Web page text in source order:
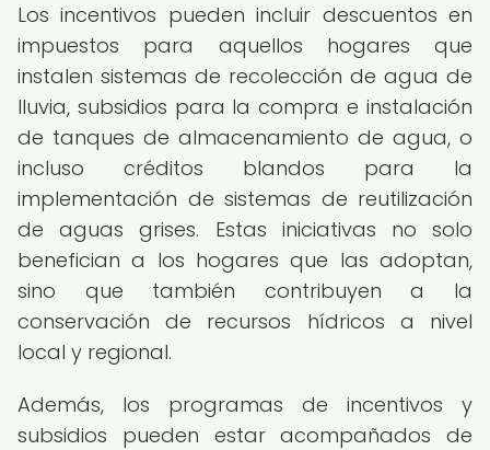
Los incentivos pueden incluir descuentos en
impuestos para aquellos hogares que
instalen sistemas de recolección de agua de
lluvia, subsidios para la compra e instalación
de tanques de almacenamiento de agua, o
incluso créditos blandos para la
implementación de sistemas de reutilización
de aguas grises. Estas iniciativas no solo
benefician a los hogares que las adoptan,
sino que también contribuyen a la
conservación de recursos hídricos a nivel
local y regional.
Además, los programas de incentivos y
subsidios pueden estar acompañados de